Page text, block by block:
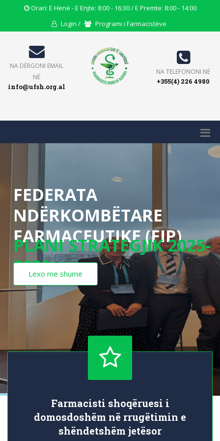
Opening
Orari: E Hënë - E Enjte: 8:00 - 16:30 / E Premte: 8:00 - 14:00
User
Login /
Users
Programi i Farmacistëve
Email
NA DËRGONI EMAIL
NË
info@ufsh.org.al
Phone
Icon
NA TELEFONONI NË
+355(4) 226 4980
FEDERATA
NDËRKOMBËTARE
FARMACEUTIKE (FIP)
PLANI STRATEGJIK 2025-
2030
Lexo më shumë
Star
Icon
Farmacisti shoqëruesi i
domosdoshëm në rrugëtimin e
shëndetshëm jetësor